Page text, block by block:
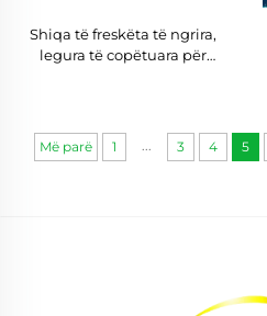
Shiqa të freskëta të ngrira,
legura të copëtuara për
Më parë 1 ... 3 4 5